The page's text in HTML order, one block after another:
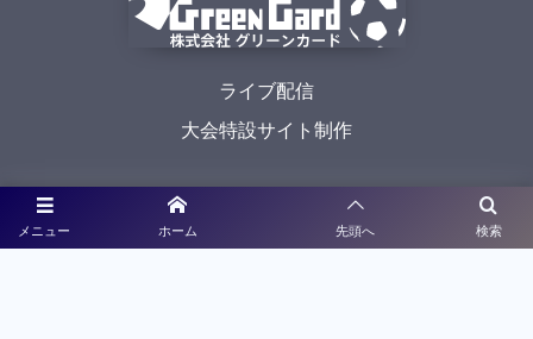
メニュー 検索
ホーム 先頭へ
ライブ配信
大会特設サイト制作